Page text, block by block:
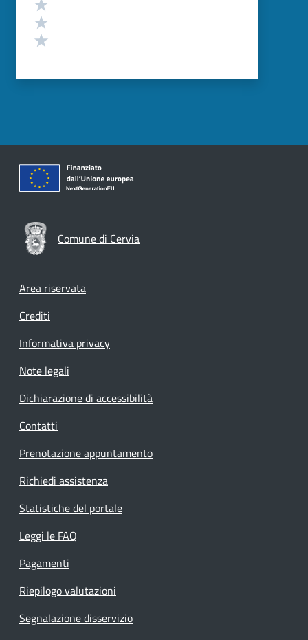
Comune di Cervia
Footer menu
Area riservata
Crediti
Informativa privacy
Note legali
Dichiarazione di accessibilità
Contatti
Prenotazione appuntamento
Richiedi assistenza
Statistiche del portale
Leggi le FAQ
Pagamenti
Riepilogo valutazioni
Segnalazione disservizio